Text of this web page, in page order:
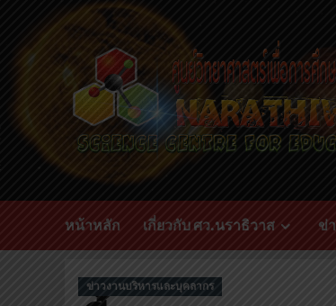
หน้าหลัก เกี่ยวกับ ศว.นราธิวาส ข่
ข่าวงานบริหารและบุคลากร